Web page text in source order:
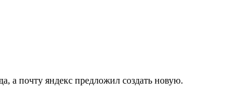
а почту яндекс предложил создать новую.